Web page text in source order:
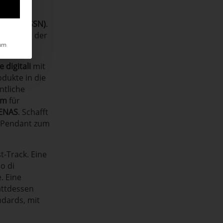
(SSN).
nach der
digitali mit
in die
für
. Schafft
zum
Track. Eine
di
Eine
mit